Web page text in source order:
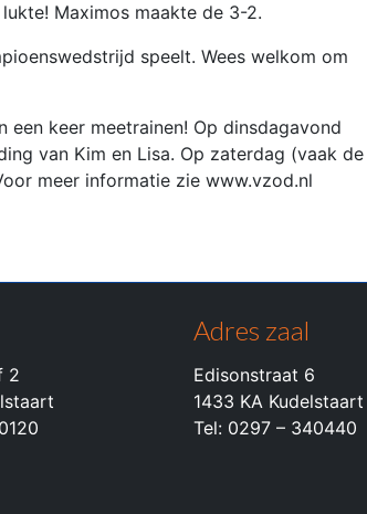
Maximos maakte de 3-2.
speelt. Wees welkom om
een keer meetrainen! Op dinsdagavond
van Kim en Lisa. Op zaterdag (vaak de
meer informatie zie www.vzod.nl
2
Adres zaal
Edisonstraat 6
1433 KA Kudelstaart
Tel: 0297 – 340440